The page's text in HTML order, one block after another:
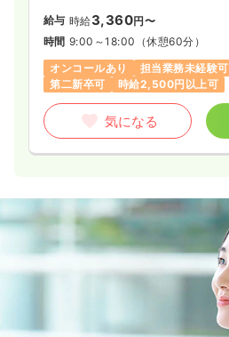
給与 時給3,360円〜
時間 9:00～18:00 （休憩60分）
オンコールあり
担当業務未経験可
第二新卒可
時給2,500円以上可
気になる